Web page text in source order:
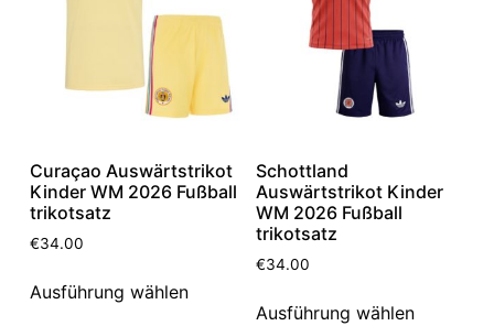
Curaçao Auswärtstrikot
Kinder WM 2026 Fußball
trikotsatz
€34.00
Ausführung wählen
Schottland
Auswärtstrikot Kinder
WM 2026 Fußball
trikotsatz
€34.00
Ausführung wählen